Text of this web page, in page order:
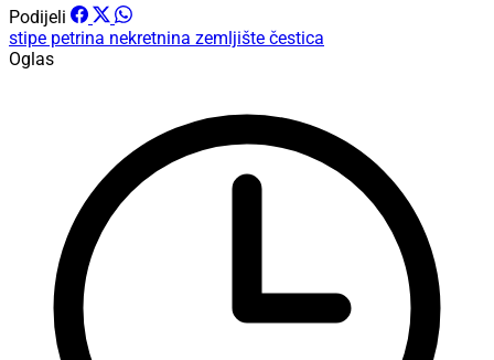
Podijeli
stipe petrina nekretnina zemljište čestica
Oglas